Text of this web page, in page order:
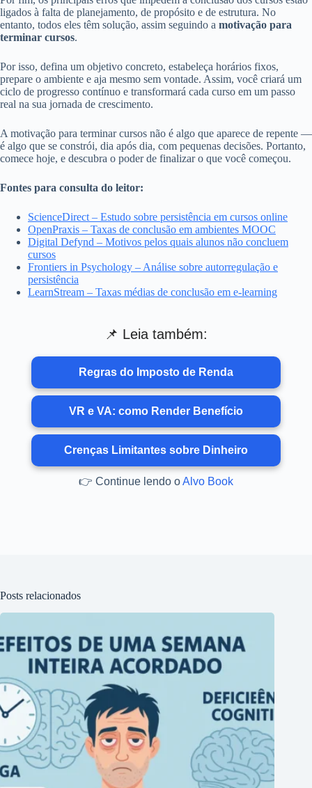
ligados à falta de planejamento, de propósito e de estrutura. No
entanto, todos eles têm solução, assim seguindo a motivação para
terminar cursos.
Por isso, defina um objetivo concreto, estabeleça horários fixos,
prepare o ambiente e aja mesmo sem vontade. Assim, você criará um
ciclo de progresso contínuo e transformará cada curso em um passo
real na sua jornada de crescimento.
A motivação para terminar cursos não é algo que aparece de repente —
é algo que se constrói, dia após dia, com pequenas decisões. Portanto,
comece hoje, e descubra o poder de finalizar o que você começou.
Fontes para consulta do leitor:
ScienceDirect – Estudo sobre persistência em cursos online
OpenPraxis – Taxas de conclusão em ambientes MOOC
Digital Defynd – Motivos pelos quais alunos não concluem
cursos
Frontiers in Psychology – Análise sobre autorregulação e
persistência
LearnStream – Taxas médias de conclusão em e-learning
📌 Leia também:
Regras do Imposto de Renda
VR e VA: como Render Benefício
Crenças Limitantes sobre Dinheiro
👉 Continue lendo oAlvo Book
Posts relacionados